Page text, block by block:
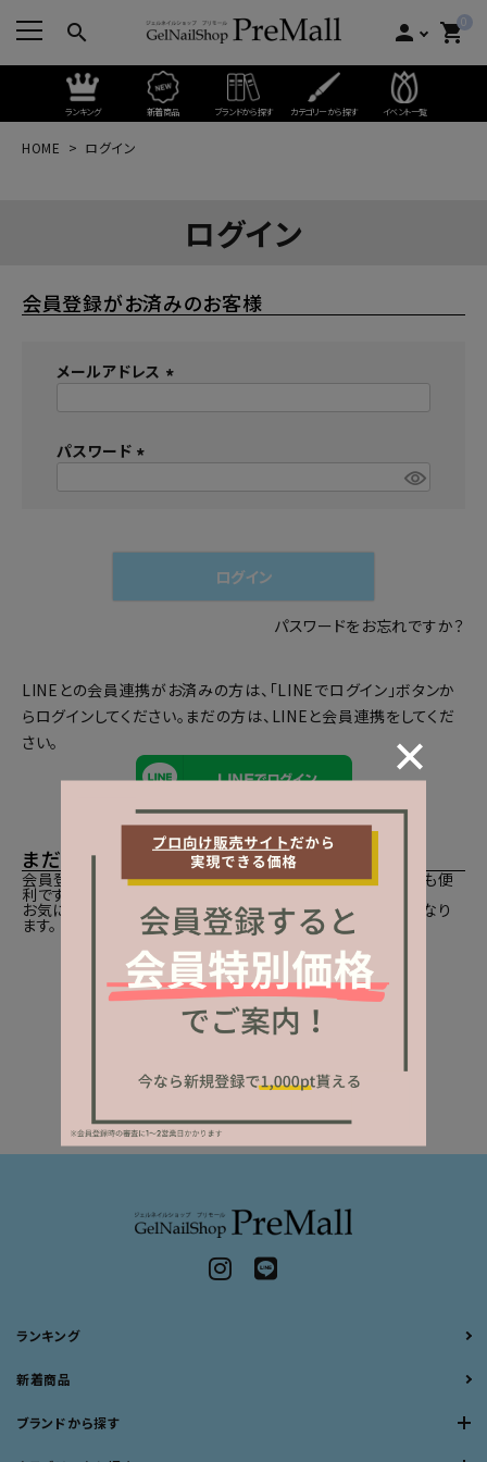
search person 0
shopping_cart
ランキング 新着商品 ブランドから探す カテゴリーから探す イベント一覧
HOME ログイン
ログイン
会員登録がお済みのお客様
メールアドレス
パスワード
)
ログイン
パスワードをお忘れですか？
LINEとの会員連携がお済みの方は、「LINEでログイン」ボタンか
らログインしてください。まだの方は、 LINEと会員連携をしてくだ
さい。
まだご登録がお済みでないお客様
会員登録をしていただきますと、二度目のお買い物時にとても便
利です。
お気に入り商品をご登録いただけるなどお買い物が便利になり
ます。
会員登録
ランキング
新着商品
ブランドから探す